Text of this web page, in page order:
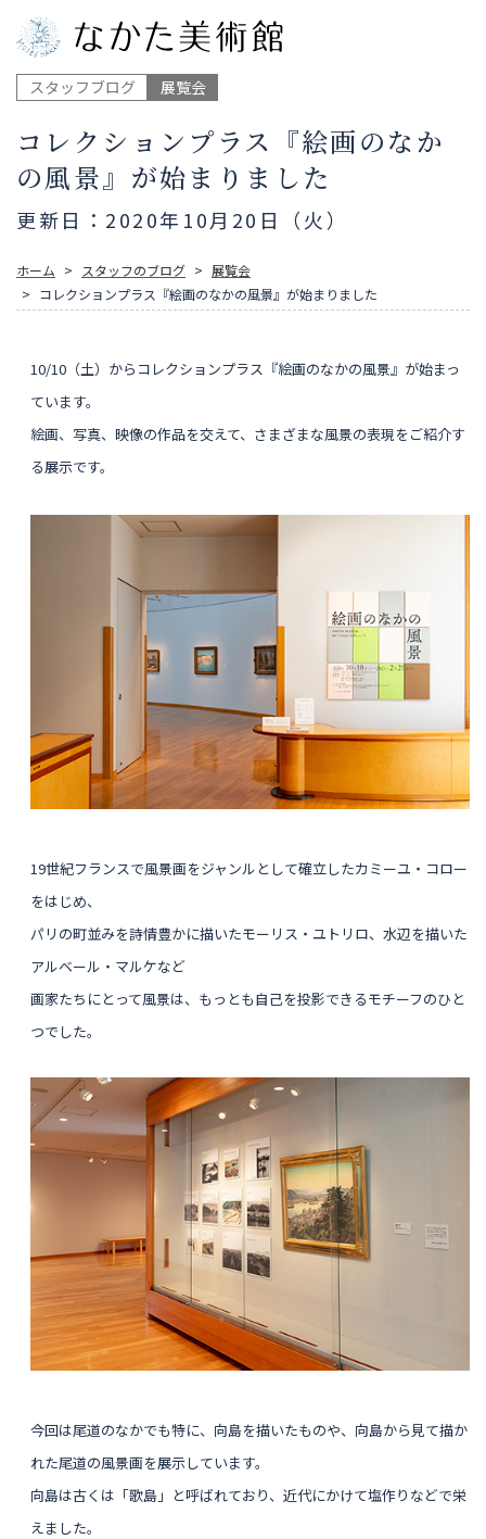
スタッフブログ 展覧会
コレクションプラス『絵画のなか
の風景』が始まりました
更新日：2020年10月20日（火）
ホーム スタッフのブログ
展覧会
コレクションプラス『絵画のなかの風景』が始まりました
10/10（土）からコレクションプラス『絵画のなかの風景』が始まっ
ています。
絵画、写真、映像の作品を交えて、さまざまな風景の表現をご紹介す
る展示です。
19世紀フランスで風景画をジャンルとして確立したカミーユ・コロー
をはじめ、
パリの町並みを詩情豊かに描いたモーリス・ユトリロ、水辺を描いた
アルベール・マルケなど
画家たちにとって風景は、もっとも自己を投影できるモチーフのひと
つでした。
今回は尾道のなかでも特に、向島を描いたものや、向島から見て描か
れた尾道の風景画を展示しています。
向島は古くは「歌島」と呼ばれており、近代にかけて塩作りなどで栄
えました。